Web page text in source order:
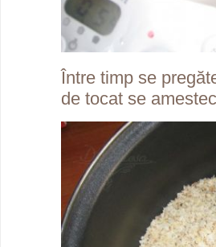
Între timp se
de tocat se